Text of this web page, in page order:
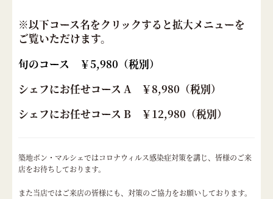
※以下コース名をクリックすると拡大メニューを
ご覧いただけます。
旬のコース ￥5,980（税別）
シェフにお任せコース A ￥8,980（税別）
シェフにお任せコース B ￥12,980（税別）
築地ボン・マルシェではコロナウィルス感染症対策を講じ、皆様のご来
店をお待ちしております。
また当店ではご来店の皆様にも、対策のご協力をお願いしております。